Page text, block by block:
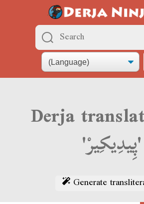
Derja
'پِيدِيكِيرْ'
Generate